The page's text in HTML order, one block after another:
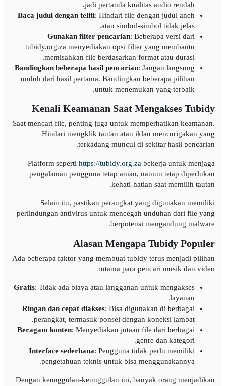
jadi pertanda kualitas audio rendah.
Baca judul dengan teliti: Hindari file dengan judul aneh
atau simbol-simbol tidak jelas.
Gunakan filter pencarian: Beberapa versi dari
tubidy.org.za menyediakan opsi filter yang membantu
memisahkan file berdasarkan format atau durasi.
Bandingkan beberapa hasil pencarian: Jangan langsung
unduh dari hasil pertama. Bandingkan beberapa pilihan
untuk menemukan yang terbaik.
Kenali Keamanan Saat Mengakses Tubidy
Saat mencari file, penting juga untuk memperhatikan keamanan.
Hindari mengklik tautan atau iklan mencurigakan yang
terkadang muncul di sekitar hasil pencarian.
Platform seperti https://tubidy.org.za bekerja untuk menjaga
pengalaman pengguna tetap aman, namun tetap diperlukan
kehati-hatian saat memilih tautan.
Selain itu, pastikan perangkat yang digunakan memiliki
perlindungan antivirus untuk mencegah unduhan dari file yang
berpotensi mengandung malware.
Alasan Mengapa Tubidy Populer
Ada beberapa faktor yang membuat tubidy terus menjadi pilihan
utama para pencari musik dan video:
Gratis: Tidak ada biaya atau langganan untuk mengakses
layanan.
Ringan dan cepat diakses: Bisa digunakan di berbagai
perangkat, termasuk ponsel dengan koneksi lambat.
Beragam konten: Menyediakan jutaan file dari berbagai
genre dan kategori.
Interface sederhana: Pengguna tidak perlu memiliki
pengetahuan teknis untuk bisa menggunakannya.
Dengan keunggulan-keunggulan ini, banyak orang menjadikan